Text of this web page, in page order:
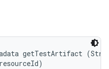
getTestArtifact